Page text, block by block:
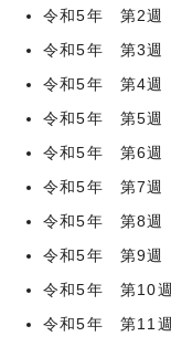
令和5年 第2週
令和5年 第3週
令和5年 第4週
令和5年 第5週
令和5年 第6週
令和5年 第7週
令和5年 第8週
令和5年 第9週
令和5年 第10週
令和5年 第11週